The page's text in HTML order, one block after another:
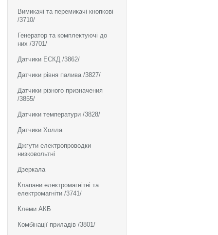
Вимикачі та перемикачі кнопкові
/3710/
Генератор та комплектуючі до
них /3701/
Датчики ЕСКД /3862/
Датчики рівня палива /3827/
Датчики різного призначения
/3855/
Датчики температури /3828/
Датчики Холла
Джгути електропроводки
низковольтні
Дзеркала
Клапани електромагнітні та
електромагніти /3741/
Клеми АКБ
Комбінації приладів /3801/